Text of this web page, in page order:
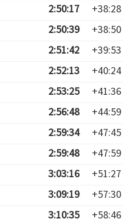
2:50:17 +38:28
2:50:39 +38:50
2:51:42 +39:53
2:52:13 +40:24
2:53:25 +41:36
2:56:48 +44:59
2:59:34 +47:45
2:59:48 +47:59
3:03:16 +51:27
3:09:19 +57:30
3:10:35 +58:46